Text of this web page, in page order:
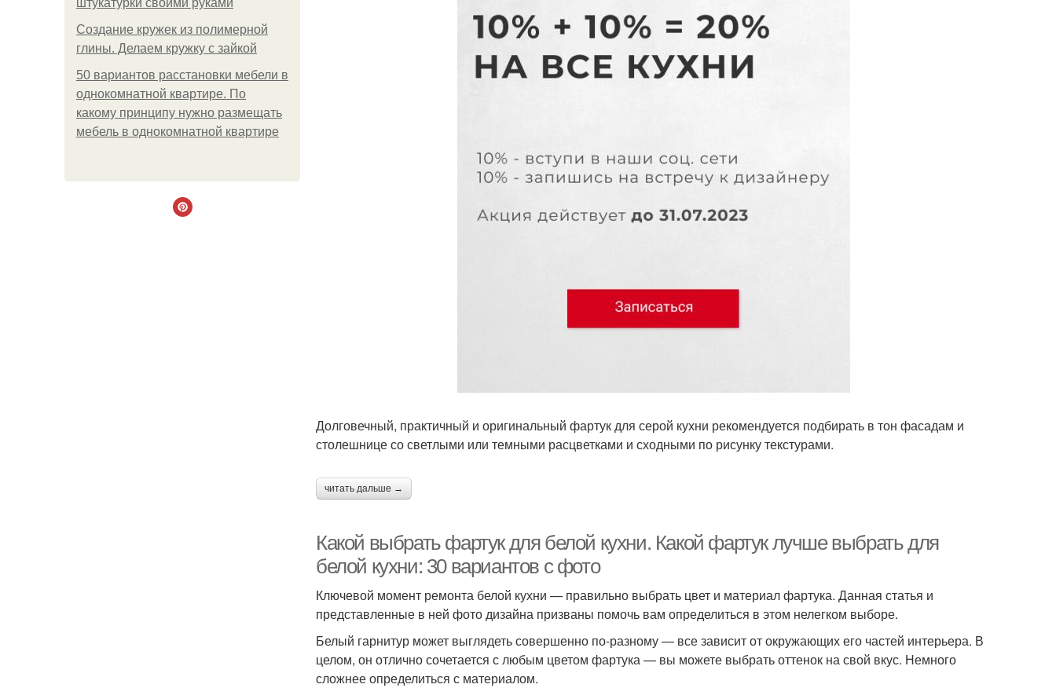
штукатурки своими руками
Создание кружек из полимерной
глины. Делаем кружку с зайкой
50 вариантов расстановки мебели в
однокомнатной квартире. По
какому принципу нужно размещать
мебель в однокомнатной квартире
Материал для
кухонного фартука
Идеи для фартука
Долговечный, практичный и оригинальный фартук для серой кухни рекомендуется подбирать в тон фасадам и
столешнице со светлыми или темными расцветками и сходными по рисунку текстурами.
читать дальше →
Какой выбрать фартук для белой кухни. Какой фартук лучше выбрать для
белой кухни: 30 вариантов с фото
Ключевой момент ремонта белой кухни — правильно выбрать цвет и материал фартука. Данная статья и
представленные в ней фото дизайна призваны помочь вам определиться в этом нелегком выборе.
Белый гарнитур может выглядеть совершенно по-разному — все зависит от окружающих его частей интерьера. В
целом, он отлично сочетается с любым цветом фартука — вы можете выбрать оттенок на свой вкус. Немного
сложнее определиться с материалом.